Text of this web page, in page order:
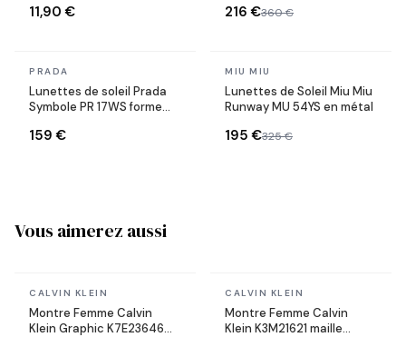
11,90 € 216 €360 €
En stock
PRADA
Lunettes de soleil Prada
Symbole PR 17WS forme
159 €
En stock
MIU MIU
Lunettes de Soleil Miu Miu
Runway MU 54YS en métal
195 €325 €
Vous aimerez aussi
En stock
CALVIN KLEIN
Montre Femme Calvin
Klein Graphic K7E23646
En stock
CALVIN KLEIN
Montre Femme Calvin
Klein K3M21621 maille